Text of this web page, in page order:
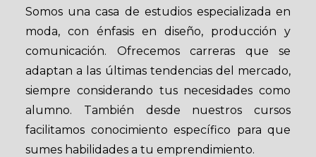
Somos una casa de estudios especializada en
moda, con énfasis en diseño, producción y
comunicación. Ofrecemos carreras que se
adaptan a las últimas tendencias del mercado,
siempre considerando tus necesidades como
alumno. También desde nuestros cursos
facilitamos conocimiento específico para que
sumes habilidades a tu emprendimiento.